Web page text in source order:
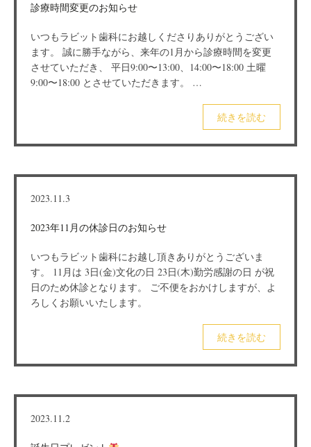
診療時間変更のお知らせ
いつもラビット歯科にお越しくださりありがとうござい
ます。 誠に勝手ながら、来年の1月から診療時間を変更
させていただき、 平日9:00〜13:00、14:00〜18:00 土曜
9:00〜18:00 とさせていただきます。 …
続きを読む
2023.11.3
2023年11月の休診日のお知らせ
いつもラビット歯科にお越し頂きありがとうございま
す。 11月は 3日(金)文化の日 23日(木)勤労感謝の日 が祝
日のため休診となります。 ご不便をおかけしますが、よ
ろしくお願いいたします。
続きを読む
2023.11.2